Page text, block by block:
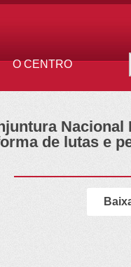
O CENTRO
Nacional
de lutas e